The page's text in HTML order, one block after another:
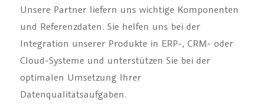
Unsere Partner liefern uns wichtige Komponenten
und Referenzdaten. Sie helfen uns bei der
Integration unserer Produkte in ERP-, CRM- oder
Cloud-Systeme und unterstützen Sie bei der
optimalen Umsetzung Ihrer
Datenqualitätsaufgaben.